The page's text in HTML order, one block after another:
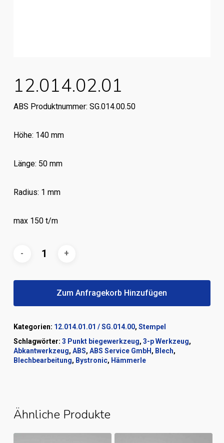
12.014.02.01
ABS Produktnummer: SG.014.00.50
Höhe: 140 mm
Länge: 50 mm
Radius: 1 mm
max 150 t/m
Zum Anfragekorb Hinzufügen
Kategorien: 12.014.01.01 / SG.014.00, Stempel
Schlagwörter: 3 Punkt biegewerkzeug, 3-p Werkzeug,
Abkantwerkzeug, ABS, ABS Service GmbH , Blech,
Blechbearbeitung, Bystronic, Hämmerle
Ähnliche Produkte